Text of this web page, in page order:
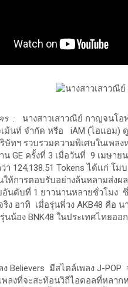
ร : นางสาวเสาวณีย์ กาญจนโ
เม้นท์ จำกัด หรือ iAM (ไอแอม)
ริษัทฯ รวบรวมความพิเศษในเพล
น GE ครั้งที่ 3 เมื่อวันที่ 9 เมษา
า 124,138.51 Tokens ได้แก่ โ
ห้การตอบรับอย่างล้นหลามส่งผ
นดับที่ 1 ยาวนานหลายชั่วโมง ซึ่
ง อาทิ เมื่อรุ่นพี่วง AKB48 คือ
รุ่นน้อง BNK48 ในประเทศไทยอ
มีสไตล์เพลง J-POP จัง
พลงที่จะสะท้อนวิถีไอดอลที่หลา